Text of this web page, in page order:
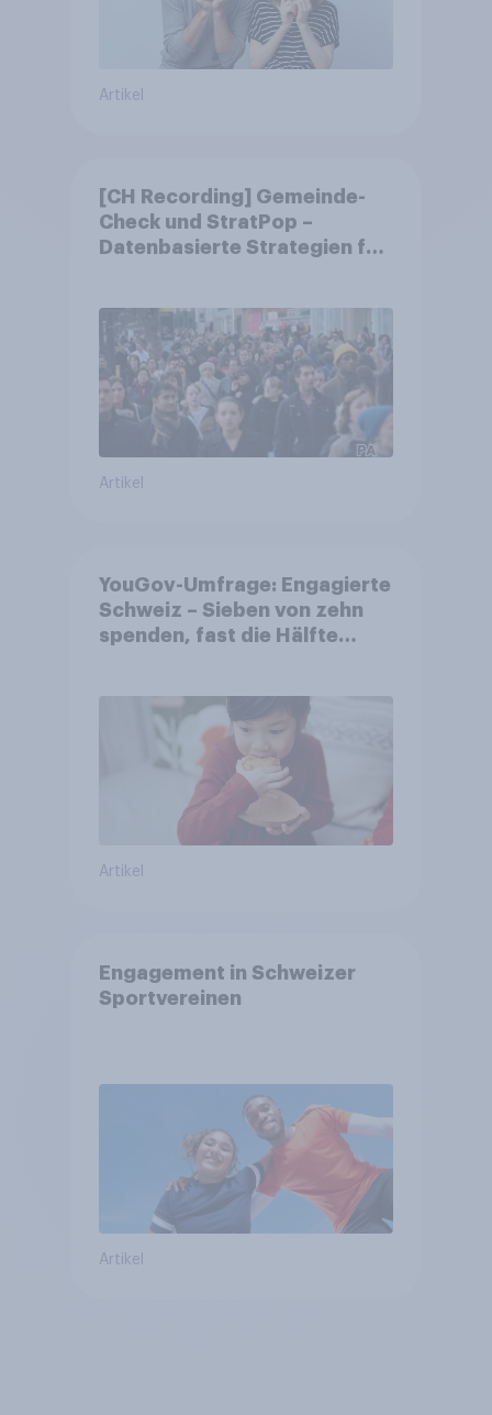
Artikel
[CH Recording] Gemeinde-
Check und StratPop –
Datenbasierte Strategien für
Artikel
YouGov-Umfrage: Engagierte
Schweiz – Sieben von zehn
spenden, fast die Hälfte
Artikel
Engagement in Schweizer
Sportvereinen
Artikel